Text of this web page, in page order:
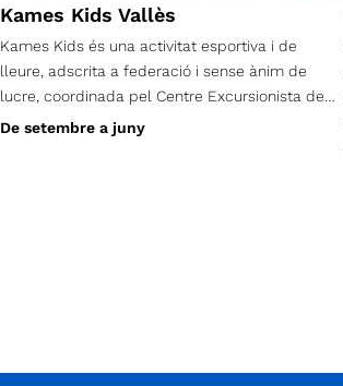
Kames Kids Vallès
Kames Kids és una activitat esportiva i de
lleure, adscrita a federació i sense ànim de
lucre, coordinada pel Centre Excursionista de
Terrassa.
De setembre a juny